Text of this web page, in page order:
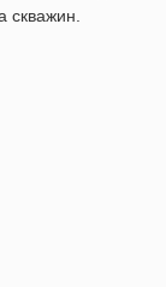
скважин.